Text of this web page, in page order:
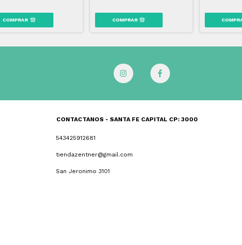
CONTACTANOS - SANTA FE CAPITAL CP: 3000
543425912681
tiendazentner@gmail.com
San Jeronimo 3101